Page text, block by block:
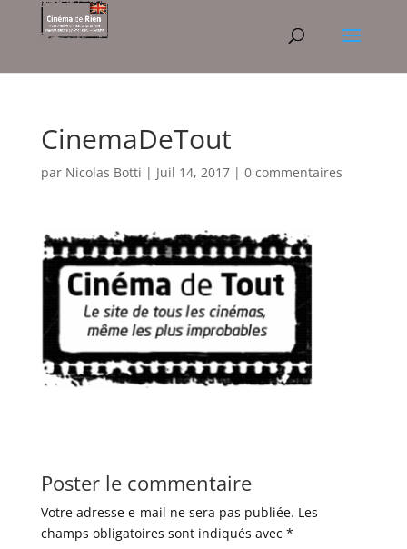
CinemaDeTout
par Nicolas Botti | Juil 14, 2017| 0 commentaires
Poster le commentaire
Votre adresse e-mail ne sera pas publiée. Les
champs obligatoires sont indiqués avec *